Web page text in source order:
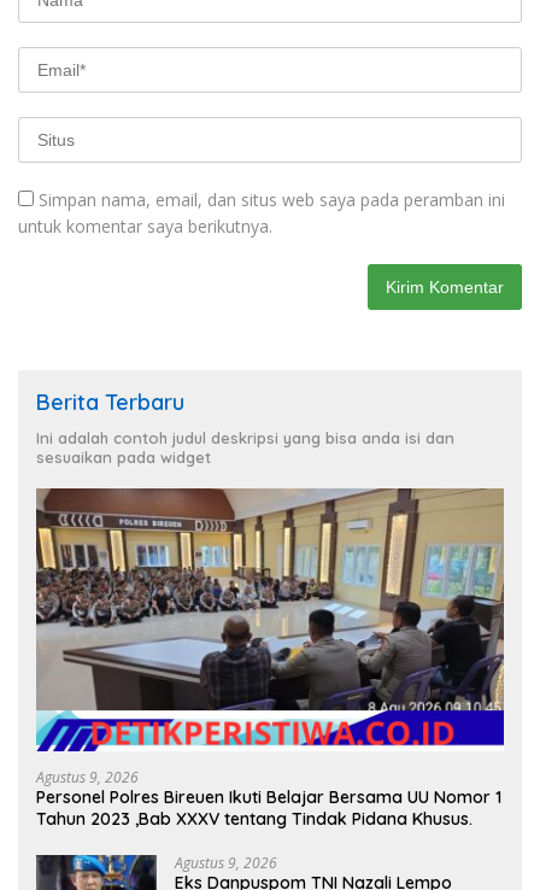
Simpan nama, email, dan situs web saya pada peramban ini
untuk komentar saya berikutnya.
Berita Terbaru
Ini adalah contoh judul deskripsi yang bisa anda isi dan
sesuaikan pada widget
Agustus 9, 2026
Personel Polres Bireuen Ikuti Belajar Bersama UU Nomor 1
Tahun 2023 ,Bab XXXV tentang Tindak Pidana Khusus.
Agustus 9, 2026
Eks Danpuspom TNI Nazali Lempo